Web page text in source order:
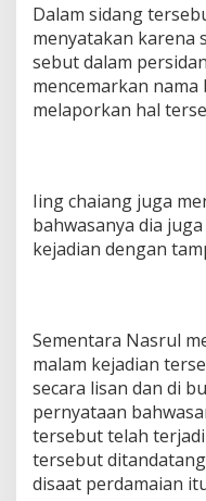
Dalam sidang
menyatakan karena
sebut dalam
mencemarkan
melaporkan hal
Iing chaiang juga
bahwasanya dia
kejadian dengan
Sementara Nasrul
malam kejadian
secara lisan dan di
pernyataan
tersebut telah
tersebut
disaat perdamaian